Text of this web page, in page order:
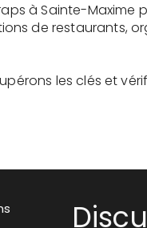
à Sainte-Maxime
de restaurants,
les clés et